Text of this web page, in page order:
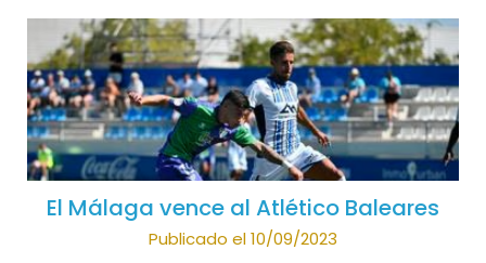
El Málaga vence al Atlético Baleares
Publicado el 10/09/2023